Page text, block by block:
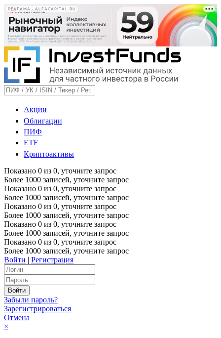
РЕКЛАМА • ALFACAPITAL.RU
Акции
Облигации
ПИФ
ETF
Криптоактивы
Показано 0 из 0, уточните запрос
Более 1000 записей, уточните запрос
Показано 0 из 0, уточните запрос
Более 1000 записей, уточните запрос
Показано 0 из 0, уточните запрос
Более 1000 записей, уточните запрос
Показано 0 из 0, уточните запрос
Более 1000 записей, уточните запрос
Показано 0 из 0, уточните запрос
Более 1000 записей, уточните запрос
Войти | Регистрация
Забыли пароль?
Зарегистрироваться
Отмена
×